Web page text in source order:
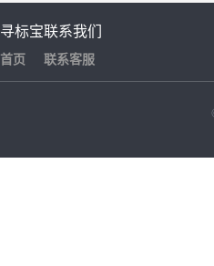
寻标宝
首页
联系我们
联系客服